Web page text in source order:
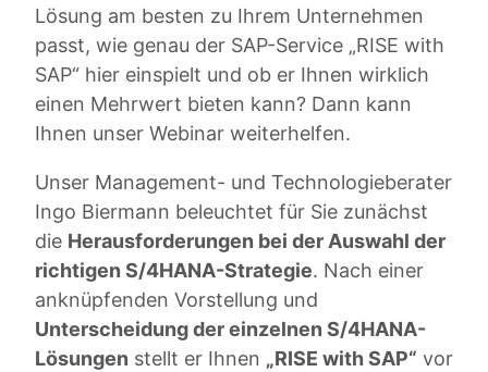
Lösung am besten zu Ihrem Unternehmen
passt, wie genau der SAP-Service „RISE with
SAP“ hier einspielt und ob er Ihnen wirklich
einen Mehrwert bieten kann? Dann kann
Ihnen unser Webinar weiterhelfen.
Unser Management- und Technologieberater
Ingo Biermann beleuchtet für Sie zunächst
die Herausforderungen bei der Auswahl der
richtigen S/4HANA-Strategie. Nach einer
anknüpfenden Vorstellung und
Unterscheidungder einzelnen S/4HANA-
Lösungen stellt er Ihnen „RISE with SAP“ vor